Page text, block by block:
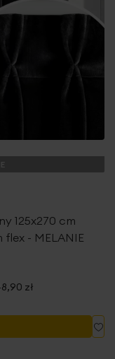
125x270 cm
- MELANIE
zł